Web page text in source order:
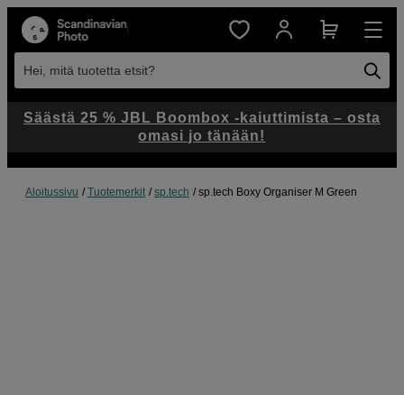
Hei, mitä tuotetta etsit?
Aloitussivu Tuotemerkit sp.tech sp.tech Boxy Organiser M Green
Säästä 25 % JBL Boombox -kaiuttimista – osta
omasi jo tänään!